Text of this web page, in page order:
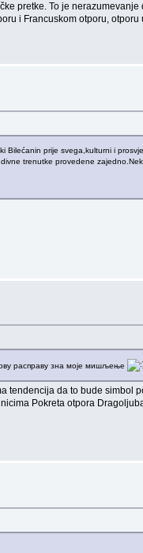
pretke. To je
i Francuskom otporu,
prije svega,kulturni i
trenutke provedene
расправу зна моје мишљење
da to bude simbol
Pokreta otpora